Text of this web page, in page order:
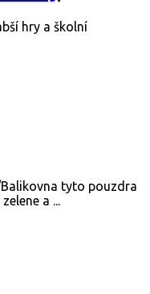
hry a školní
tyto pouzdra
a ...